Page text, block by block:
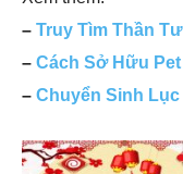
– Truy Tìm Thần
– Cách Sở Hữu
– Chuyển Sinh